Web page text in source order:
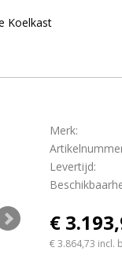
Koelkast
Merk:
Levertijd:
€
€ 3.864,73 incl.